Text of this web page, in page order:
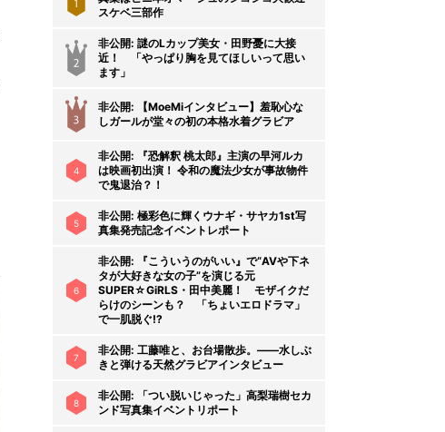
スケベ三部作
非公開: 謎のLカップ美女・田野憂に大接
近！ 「やっぱり胸を見てほしいって思い
ます」
非公開: 【MoeMiインタビュー】羞恥心な
しガールが堂々の初の本格水着グラビア
4
非公開: 『恐解釈 桃太郎』主演の早河ルカ
は映画初出演！ 令和の魔法少女が事故物件
で鬼退治？！
5
非公開: 極彩色に輝くウナギ・サヤカ1st写
真集発売記念イベントレポート
6
非公開: 『こういうのがいい』で“AVや下ネ
タが大好きな女の子”を演じる元
SUPER☆GiRLS・田中美麗！ モザイクだ
らけのシーンも？ 「ちょいエロドラマ」
で一肌脱ぐ!?
7
非公開: 工藤唯と、お台場散歩。――水しぶ
きと弾ける天然グラビアインタビュー
8
非公開: 「つい脱いじゃった」高梨瑞樹セカ
ンド写真集イベントリポート